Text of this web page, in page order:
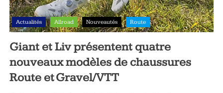
Actualités Allroad Nouveautés Route
Giant et Liv présentent quatre
nouveaux modèles de chaussures
Route et Gravel/VTT